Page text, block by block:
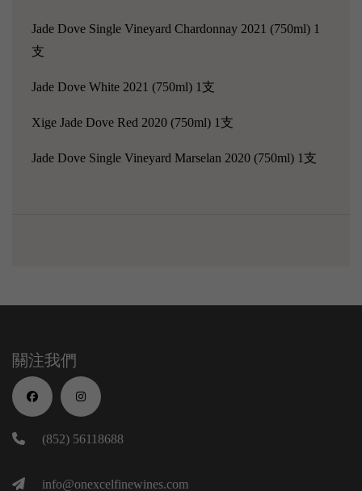
Jade Dove Single Vineyard Chardonnay 2021 (750ml) 1
支
Jade Dove White 2021 (750ml) 1支
Xige Jade Dove Red 2020 (750ml) 1支
Jade Dove Single Vineyard Marselan 2020 (750ml) 1支
關注我們
(852) 56118688
info@onexcelfinewines.com